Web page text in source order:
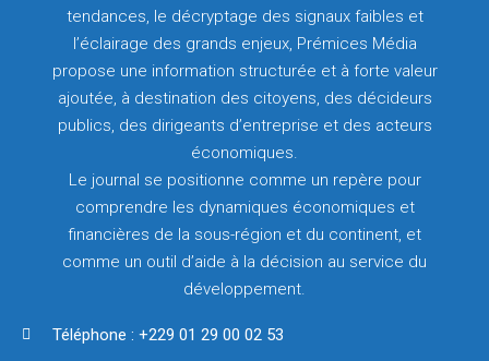
tendances, le décryptage des signaux faibles et
l’éclairage des grands enjeux, Prémices Média
propose une information structurée et à forte valeur
ajoutée, à destination des citoyens, des décideurs
publics, des dirigeants d’entreprise et des acteurs
économiques.
Le journal se positionne comme un repère pour
comprendre les dynamiques économiques et
financières de la sous-région et du continent, et
comme un outil d’aide à la décision au service du
développement.
Téléphone : +229 01 29 00 02 53